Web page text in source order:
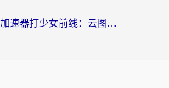
在国外用什么加速器打少女前线：云图计划不卡？一个老玩家的掏心分享